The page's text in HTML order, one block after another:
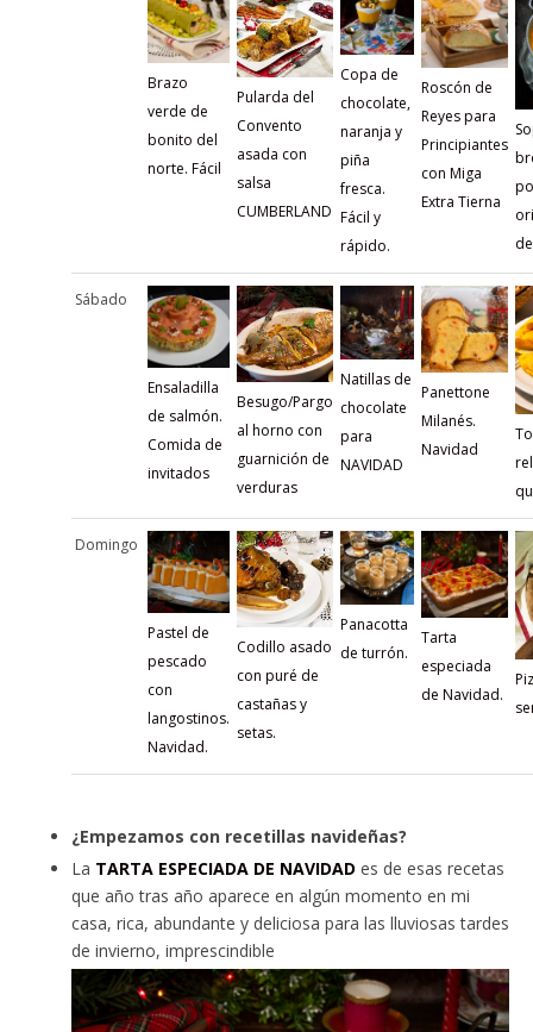
Brazo
verde de
bonito del
norte. Fácil
Pularda del
Convento
asada con
salsa
CUMBERLAND
Copa de
chocolate,
naranja y
piña
fresca.
Fácil y
rápido.
Roscón de
Reyes para
Principiantes
con Miga
Extra Tierna
Sábado
Ensaladilla
de salmón.
Comida de
invitados
Besugo/Pargo
al horno con
guarnición de
verduras
Natillas de
chocolate
para
NAVIDAD
Panettone
Milanés.
Navidad
Domingo
Pastel de
pescado
con
langostinos.
Navidad.
Codillo asado
con puré de
castañas y
setas.
Panacotta
de turrón.
Tarta
especiada
de Navidad.
¿Empezamos con recetillas navideñas?
La TARTA ESPECIADA DE NAVIDAD es de esas recetas
que año tras año aparece en algún momento en mi
casa, rica, abundante y deliciosa para las lluviosas tardes
de invierno, imprescindible